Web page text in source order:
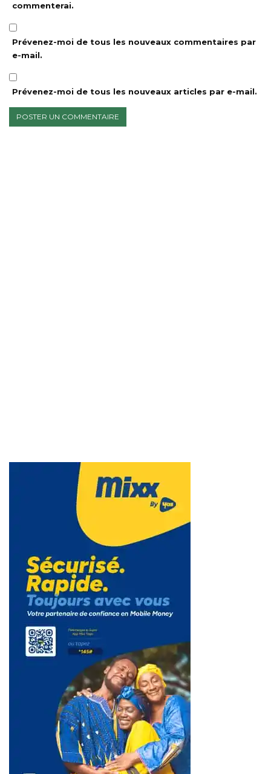
commenterai.
Prévenez-moi de tous les nouveaux commentaires par
e-mail.
Prévenez-moi de tous les nouveaux articles par e-mail.